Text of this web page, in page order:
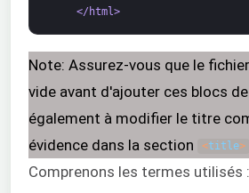
</html>
Note: Assurez-vous que le fichier
vide avant d'ajouter ces blocs
également à modifier le titre
évidence dans la section
<title>
Comprenons les termes utilisés :